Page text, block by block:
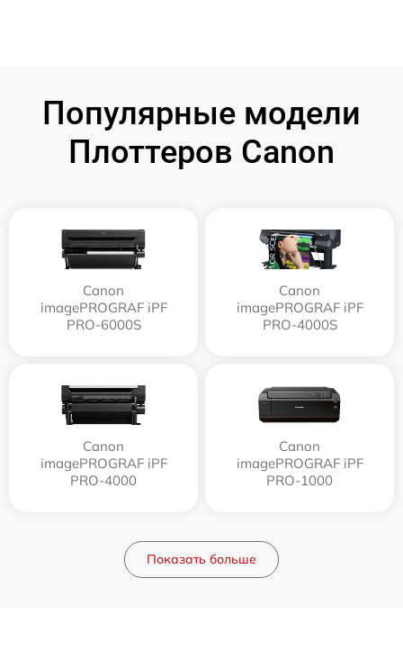
Популярные модели
Плоттеров Canon
Canon
imagePROGRAF iPF
PRO-6000S
Canon
imagePROGRAF iPF
PRO-4000S
Canon
imagePROGRAF iPF
PRO-4000
Canon
imagePROGRAF iPF
PRO-1000
Показать больше